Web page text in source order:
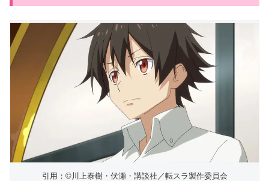
引用：©川上泰樹・伏瀬・講談社／転スラ製作委員会